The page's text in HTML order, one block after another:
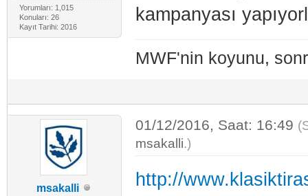
Yorumları: 1,015
Konuları: 26
Kayıt Tarihi: 2016
kampanyası
MWF'nin koyunu,
msakalli
01/12/2016, Saat: 16:49
msakalli.)
http://